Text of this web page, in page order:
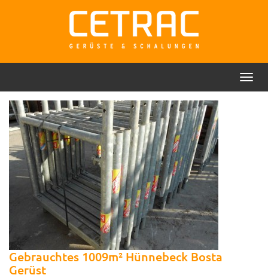
Gebrauchtes 1009m² Hünnebeck Bosta
Gerüst